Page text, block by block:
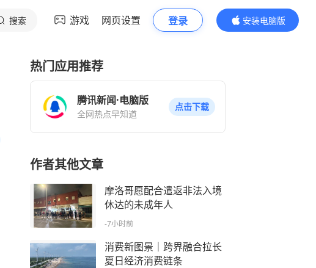
搜索 游戏 网页设置 登录
安装电脑版
内容更精彩
热门应用推荐
腾讯新闻·电脑版
全网热点早知道
点击下载
作者其他文章
摩洛哥愿配合遣返非法入境
休达的未成年人
-7小时前
消费新图景｜跨界融合拉长
夏日经济消费链条